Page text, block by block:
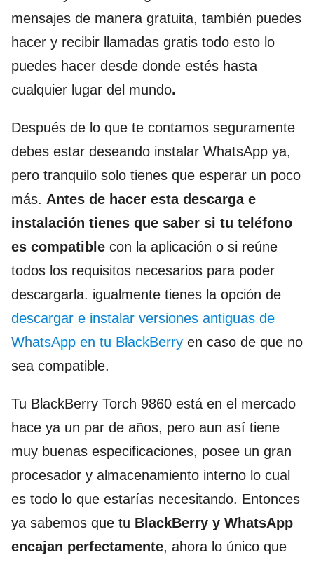
mensajes de manera gratuita, también puedes
hacer y recibir llamadas gratis todo esto lo
puedes hacer desde donde estés hasta
cualquier lugar del mundo.
Después de lo que te contamos seguramente
debes estar deseando instalar WhatsApp ya,
pero tranquilo solo tienes que esperar un poco
más. Antes de hacer esta descarga e
instalación tienes que saber si tu teléfono
es compatible con la aplicación o si reúne
todos los requisitos necesarios para poder
descargarla. igualmente tienes la opción de
descargar e instalar versiones antiguas de
WhatsApp en tu BlackBerry en caso de que no
sea compatible.
Tu BlackBerry Torch 9860 está en el mercado
hace ya un par de años, pero aun así tiene
muy buenas especificaciones, posee un gran
procesador y almacenamiento interno lo cual
es todo lo que estarías necesitando. Entonces
ya sabemos que tu BlackBerry y WhatsApp
encajan perfectamente, ahora lo único que